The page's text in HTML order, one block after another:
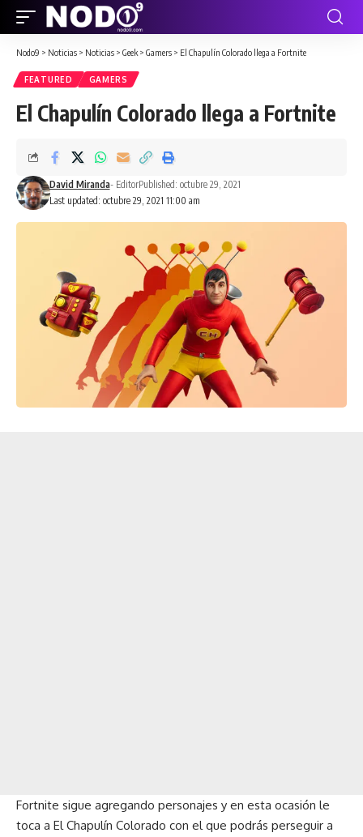
Nodo9 > Noticias > Noticias > Geek > Gamers > El Chapulín Colorado llega a Fortnite
FEATURED GAMERS
El Chapulín Colorado llega a Fortnite
Last updated: octubre 29, 2021 11:00 am
David Miranda- EditorPublished: octubre 29, 2021
Fortnite sigue agregando personajes y en esta ocasión le
toca a El Chapulín Colorado con el que podrás perseguir a